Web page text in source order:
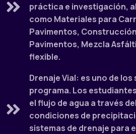
práctica e investigación,
como Materiales para
Pavimentos,
Pavimentos, Mezcla
flexible.
Drenaje Vial: es uno de
programa. Los
el flujo de agua a través
condiciones de
sistemas de drenaje para